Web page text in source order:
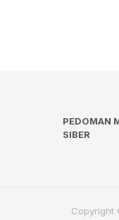
PEDOMAN
SIBER
Copyright